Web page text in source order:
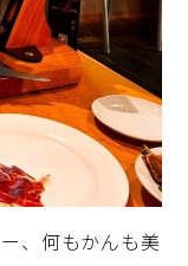
、何もかんも美